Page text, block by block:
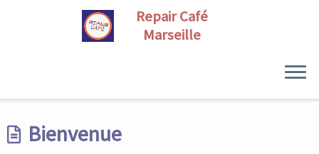
to
contentBienvenue